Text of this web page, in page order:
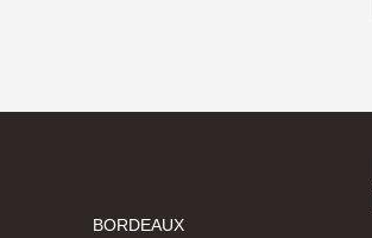
BORDEAUX